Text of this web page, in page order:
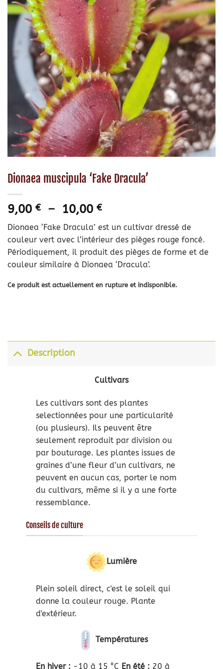
Dionaea muscipula ‘Fake Dracula’
9,00 € – 10,00 €Plage
de
prix :
9,00 €
à
10,00 €
Dionaea ‘Fake Dracula’ est un cultivar dressé de
couleur vert avec l’intérieur des pièges rouge foncé.
Périodiquement, il produit des pièges de forme et de
couleur similaire à Dionaea ‘Dracula’.
Ce produit est actuellement en rupture et indisponible.
Description
Cultivars
Les cultivars sont des plantes
selectionnées pour une particularité
(ou plusieurs). Ils peuvent être
seulement reproduit par division ou
par bouturage. Les plantes issues de
graines d’une fleur d’un cultivars, ne
peuvent en aucun cas, porter le nom
du cultivars, même si il y a une forte
ressemblance.
Conseils de culture
Lumière
Plein soleil direct, c'est le soleil qui
donne la couleur rouge. Plante
d'extérieur.
Températures
En hiver : -10 à 15 °C En été : 20 à